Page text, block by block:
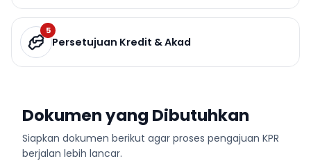
5
Persetujuan Kredit & Akad
Dokumen yang Dibutuhkan
Siapkan dokumen berikut agar proses pengajuan KPR
berjalan lebih lancar.